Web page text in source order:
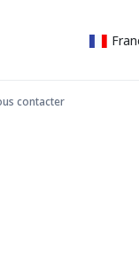
contacter